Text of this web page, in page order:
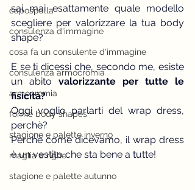
capospalla
consulenza d'immagine
cosa fa un consulente d'immagine
consulenza armocromia
armocromia
forme body shapes
stagione e palette inverno
maglia a righe
stagione e palette autunno
sai mai esattamente quale modello
scegliere per valorizzare la tua body
shape?
E se ti dicessi che, secondo me, esiste
un abito valorizzante per tutte le
fisicità?
Oggi voglio parlarti del wrap dress,
perchè?
Perchè come dicevamo, il wrap dress
è un vestito che sta bene a tutte!